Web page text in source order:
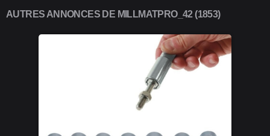
AUTRES ANNONCES DE MILLMATPRO_42 (1853)